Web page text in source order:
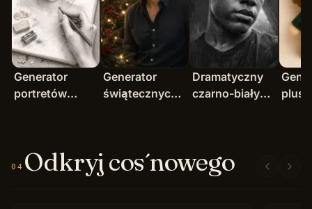
Generator
portretów
Generator
świątecznych
Dramatyczny
czarno-biały
04 Odkryj coś nowego